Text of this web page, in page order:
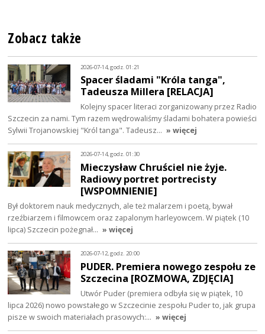
Zobacz także
2026-07-14, godz. 01:21
Spacer śladami "Króla tanga",
Tadeusza Millera [RELACJA]
Kolejny spacer literaci zorganizowany przez Radio
Szczecin za nami. Tym razem wędrowaliśmy śladami bohatera powieści
Sylwii Trojanowskiej "Król tanga". Tadeusz… » więcej
2026-07-14, godz. 01:30
Mieczysław Chruściel nie żyje.
Radiowy portret portrecisty
[WSPOMNIENIE]
Był doktorem nauk medycznych, ale też malarzem i poetą, bywał
rzeźbiarzem i filmowcem oraz zapalonym harleyowcem. W piątek (10
lipca) Szczecin pożegnał… » więcej
2026-07-12, godz. 20:00
PUDER. Premiera nowego zespołu ze
Szczecina [ROZMOWA, ZDJĘCIA]
Utwór Puder (premiera odbyła się w piątek, 10
lipca 2026) nowo powstałego w Szczecinie zespołu Puder to, jak grupa
pisze w swoich materiałach prasowych:… » więcej